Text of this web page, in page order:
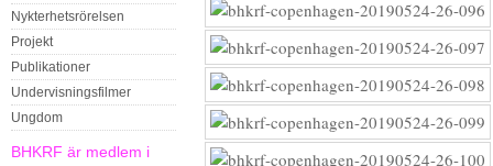
Nykterhetsrörelsen
Projekt
Publikationer
Undervisningsfilmer
Ungdom
BHKRF är medlem i